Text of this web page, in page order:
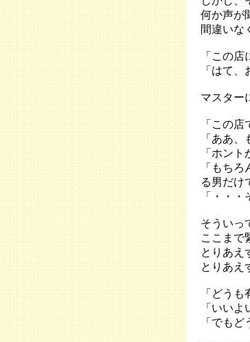
何か声が
間違いな
「この
「はて
マスター
「この
「ああ
「ホン
「もち
る男だけ
「・・・
そういっ
ここまで
とりあえ
とりあえ
「どう
「いい
「でも